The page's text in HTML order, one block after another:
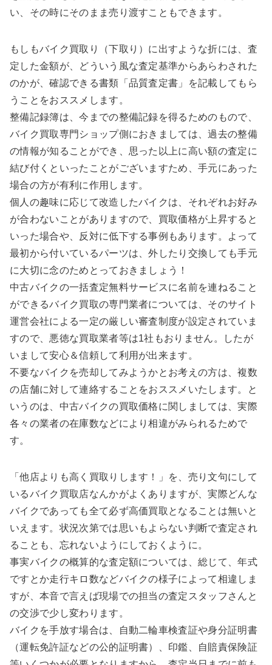
い、その時にそのまま売り渡すこともできます。
もしもバイク買取り（下取り）に出すような折には、査
定した金額が、どういう風な査定基準からあらわされた
のかが、確認できる書類「品質査定書」を記載してもら
うことをおススメします。
整備記録簿は、今までの整備記録を得るためのもので、
バイク買取専門ショップ側におきましては、過去の整備
の情報が知ることができ、思った以上に高い額の査定に
結び付くといったことがございますため、手元にあった
場合の方が有利に作用します。
個人の趣味に応じて改造したバイクは、それぞれお好み
が合わないことがありますので、買取価格が上昇すると
いった場合や、反対に低下する事例もあります。よって
最初から付いているパーツは、外したり交換しても手元
に大切に念のためとっておきましょう！
中古バイクの一括査定無料サービスに名前を連ねること
ができるバイク買取の専門業者については、そのサイト
運営会社による一定の厳しい審査制度が設定されていま
すので、悪徳な買取業者等は1社もおりません。したが
いまして安心＆信頼して利用が出来ます。
不要なバイクを売却してみようかとお考えの方は、複数
の店舗に対して連絡することをおススメいたします。と
いうのは、中古バイクの買取価格に関しましては、実際
各々の業者の在庫数などにより相違がみられるためで
す。
「他店よりも高く買取りします！」を、売り文句にして
いるバイク買取店なんかがよくありますが、実際どんな
バイクであっても全て必ず高価買取となることは無いと
いえます。状況次第では思いもよらない判断で査定され
ることも、忘れないようにしておくように。
事実バイクの概算的な査定額については、総じて、年式
ですとか走行キロ数などバイクの様子によって相違しま
すが、本音で言えば現場での担当の査定スタッフさんと
の交渉で少し変わります。
バイクを手放す場合は、自動二輪車検査証や身分証明書
（運転免許証などの公的証明書）、印鑑、自賠責保険証